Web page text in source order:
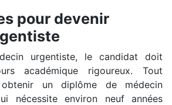
pour devenir
urgentiste, le candidat doit
académique rigoureux. Tout
un diplôme de médecin
nécessite environ neuf années